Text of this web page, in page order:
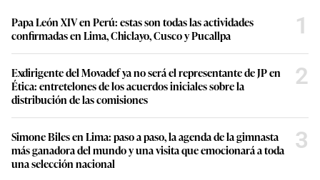
Papa León XIV en Perú: estas son todas las actividades
confirmadas en Lima, Chiclayo, Cusco y Pucallpa
1
Exdirigente del Movadef ya no será el representante de JP en
Ética: entretelones de los acuerdos iniciales sobre la
distribución de las comisiones
2
Simone Biles en Lima: paso a paso, la agenda de la gimnasta
más ganadora del mundo y una visita que emocionará a toda
una selección nacional
3